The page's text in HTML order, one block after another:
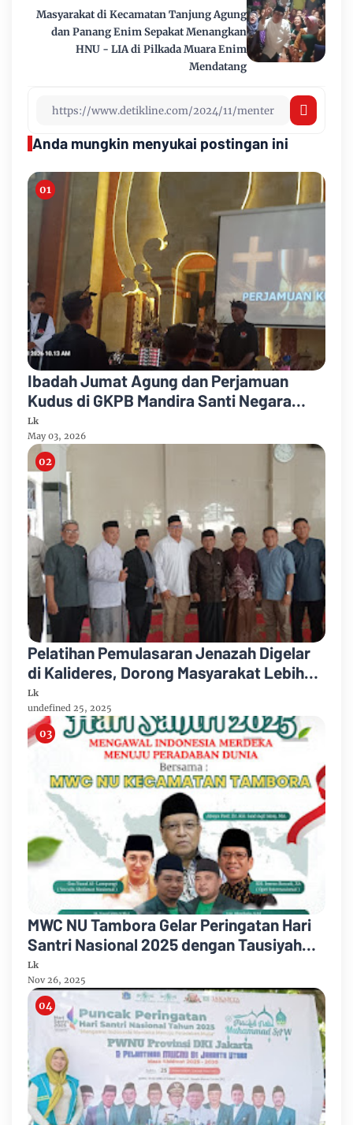
Masyarakat di Kecamatan Tanjung Agung
dan Panang Enim Sepakat Menangkan
HNU - LIA di Pilkada Muara Enim
Mendatang
Anda mungkin menyukai postingan ini
Ibadah Jumat Agung dan Perjamuan
Kudus di GKPB Mandira Santi Negara
Berlangsung Khidmat
Lk
May 03, 2026
Pelatihan Pemulasaran Jenazah Digelar
di Kalideres, Dorong Masyarakat Lebih
Berani dan Mandiri
Lk
undefined 25, 2025
MWC NU Tambora Gelar Peringatan Hari
Santri Nasional 2025 dengan Tausiyah
Tokoh Nasional
Lk
Nov 26, 2025